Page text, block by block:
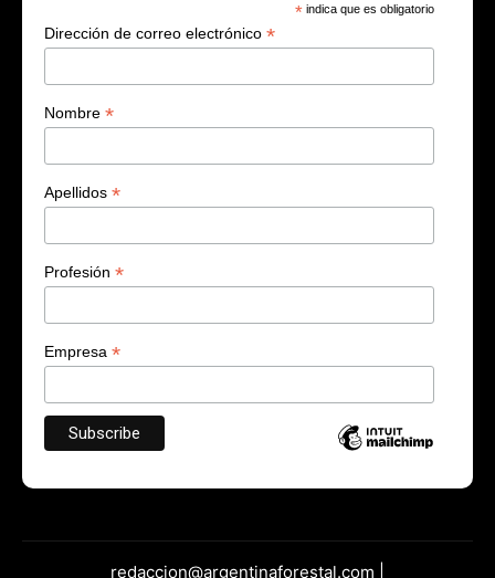
* indica que es obligatorio
Dirección de correo electrónico *
Nombre *
Apellidos *
Profesión *
Empresa *
redaccion@argentinaforestal.com |